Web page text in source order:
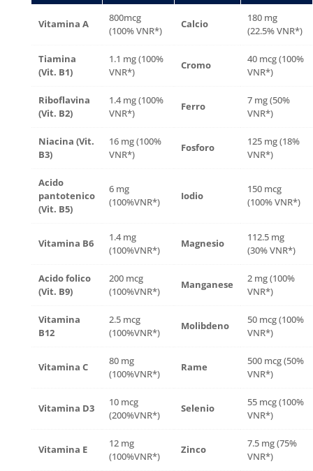
Vitamina A
800mcg
(100% VNR*)
Calcio
180 mg
(22.5% VNR*)
Tiamina
(Vit. B1)
1.1 mg (100%
VNR*)
Cromo
40 mcg (100%
VNR*)
Riboflavina
(Vit. B2)
1.4 mg (100%
VNR*)
Ferro
7 mg (50%
VNR*)
Niacina (Vit.
B3)
16 mg (100%
VNR*)
Fosforo
125 mg (18%
VNR*)
Acido
pantotenico
(Vit. B5)
6 mg
(100%VNR*)
Iodio
150 mcg
(100% VNR*)
Vitamina B6
1.4 mg
(100%VNR*)
Magnesio
112.5 mg
(30% VNR*)
Acido folico
(Vit. B9)
200 mcg
(100%VNR*)
Manganese
2 mg (100%
VNR*)
Vitamina
B12
2.5 mcg
(100%VNR*)
Molibdeno
50 mcg (100%
VNR*)
Vitamina C
80 mg
(100%VNR*)
Rame
500 mcg (50%
VNR*)
Vitamina D3
10 mcg
(200%VNR*)
Selenio
55 mcg (100%
VNR*)
Vitamina E
12 mg
(100%VNR*)
Zinco
7.5 mg (75%
VNR*)